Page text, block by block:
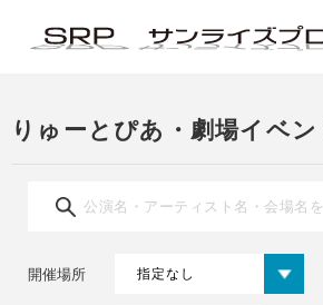
りゅーとぴあ・劇場イベン
開催場所